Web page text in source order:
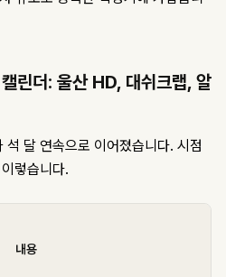
린더: 울산 HD, 대쉬크랩, 알
달 연속으로 이어졌습니다. 시점
렇습니다.
내용